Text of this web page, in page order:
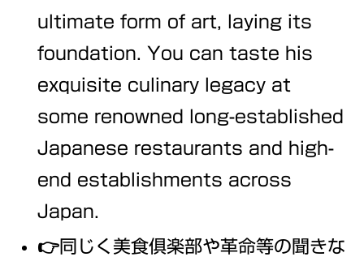
ultimate form of art, laying its
foundation. You can taste his
exquisite culinary legacy at
some renowned long-established
Japanese restaurants and high-
end establishments across
Japan.
👉同じく美食俱楽部や革命等の聞きな